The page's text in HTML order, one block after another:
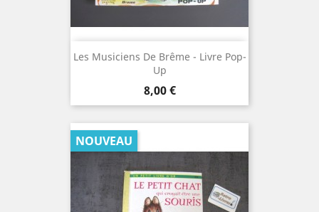
Les Musiciens De Brême - Livre Pop-
Up
Prix
8,00 €
NOUVEAU